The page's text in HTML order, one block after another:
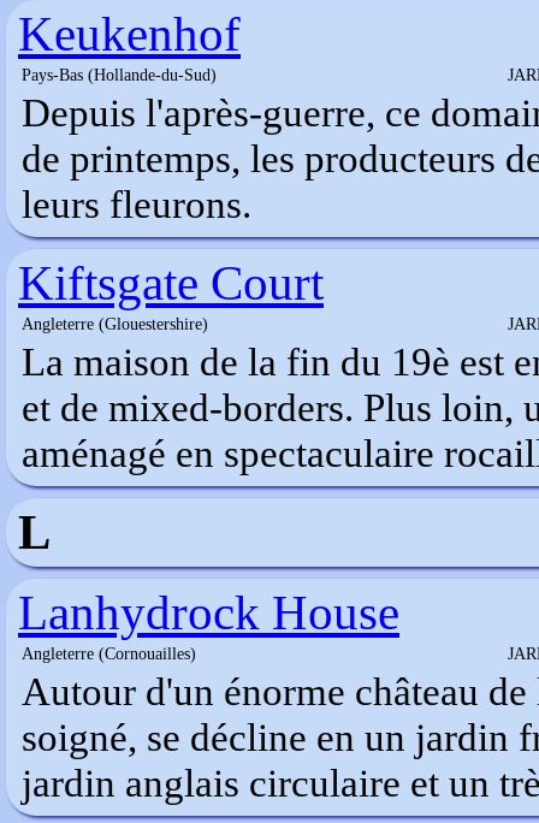
Keukenhof
Pays-Bas (Hollande-du-Sud)
Depuis l'après-guerre, ce
de printemps, les producteurs
leurs fleurons.
Kiftsgate Court
Angleterre (Glouestershire)
La maison de la fin du 19è est
et de mixed-borders. Plus loin,
aménagé en spectaculaire
L
Lanhydrock House
Angleterre (Cornouailles)
Autour d'un énorme château
soigné, se décline en un jardin
jardin anglais circulaire et un